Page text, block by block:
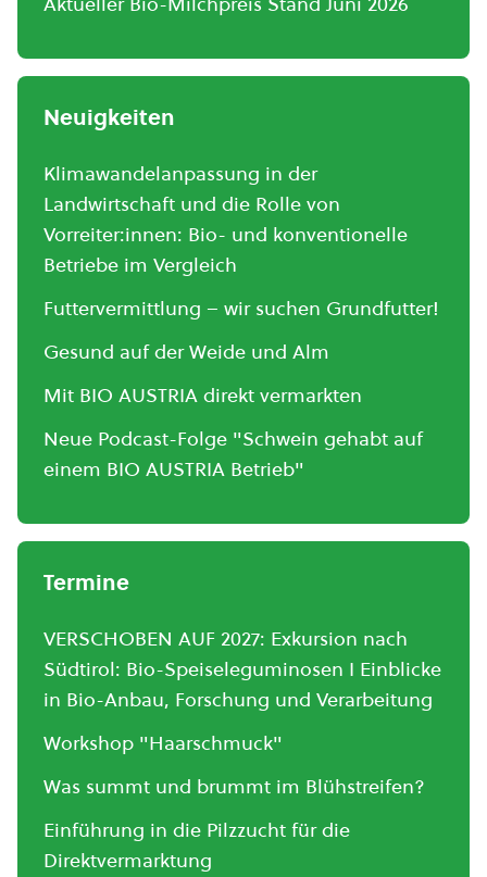
Neuigkeiten
Klimawandelanpassung in der
Landwirtschaft und die Rolle von
Vorreiter:innen: Bio- und konventionelle
Betriebe im Vergleich
Futtervermittlung – wir suchen Grundfutter!
Gesund auf der Weide und Alm
Mit BIO AUSTRIA direkt vermarkten
Neue Podcast-Folge "Schwein gehabt auf
einem BIO AUSTRIA Betrieb"
Termine
VERSCHOBEN AUF 2027: Exkursion nach
Südtirol: Bio-Speiseleguminosen I Einblicke
in Bio-Anbau, Forschung und Verarbeitung
Workshop "Haarschmuck"
Was summt und brummt im Blühstreifen?
Einführung in die Pilzzucht für die
Direktvermarktung